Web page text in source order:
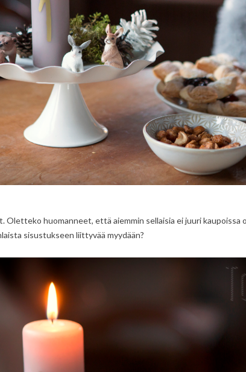
huomanneet, että aiemmin sellaisia ei juuri kaupoissa
sisustukseen liittyvää myydään?